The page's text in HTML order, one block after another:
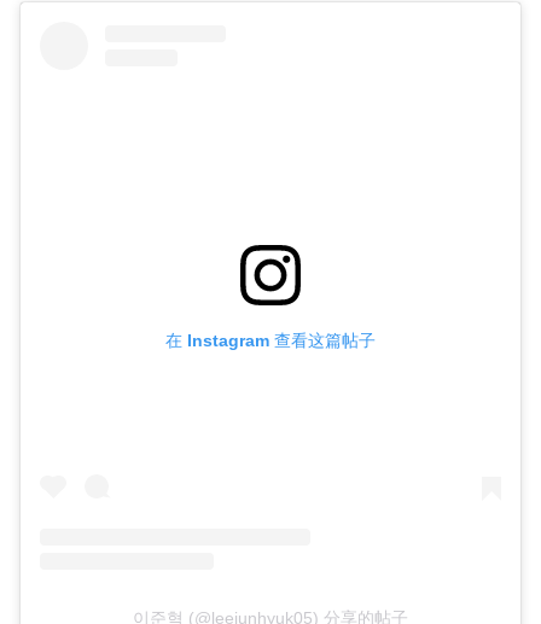
在 Instagram 查看这篇帖子
이준혁 (@leejunhyuk05) 分享的帖子